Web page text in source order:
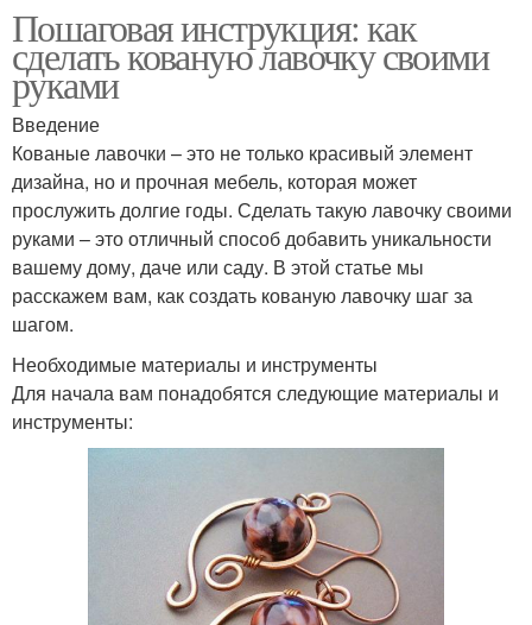
Пошаговая инструкция: как
сделать кованую лавочку своими
руками
Введение
Кованые лавочки – это не только красивый элемент
дизайна, но и прочная мебель, которая может
прослужить долгие годы. Сделать такую лавочку своими
руками – это отличный способ добавить уникальности
вашему дому, даче или саду. В этой статье мы
расскажем вам, как создать кованую лавочку шаг за
шагом.
Необходимые материалы и инструменты
Для начала вам понадобятся следующие материалы и
инструменты: